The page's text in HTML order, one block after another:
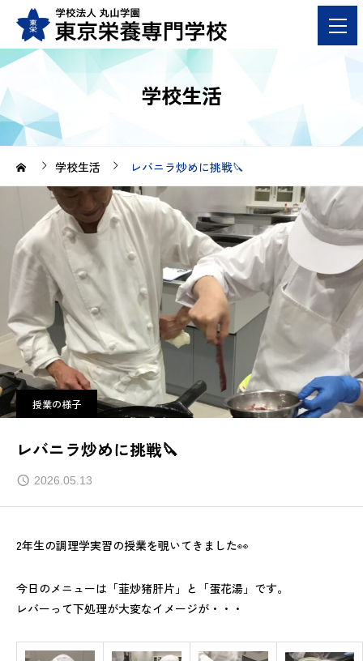
学校生活
学校生活 レバニラ炒めに挑戦🔪
授業の様子
レバニラ炒めに挑戦🔪
2026.05.13
2年生の調理学実習の授業を覗いてきました👀
今日のメニューは「韮炒猪肝片」と「蛋花湯」です。
レバーって下処理が大変なイメージが・・・